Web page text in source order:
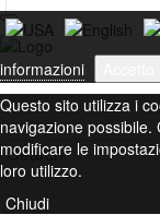
informazioni
Questo sito utilizza i
navigazione
modificare le
loro utilizzo.
Chiudi